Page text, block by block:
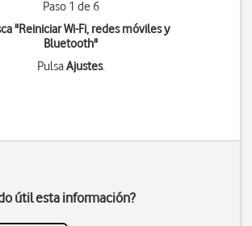
Paso 1 de 6
"Reiniciar Wi-Fi, redes móviles y
Bluetooth"
PulsaAjustes.
útil esta información?